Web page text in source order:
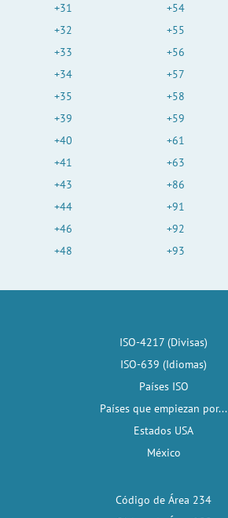
+31
+32
+33
+34
+35
+39
+40
+41
+43
+44
+46
+48
+54
+55
+56
+57
+58
+59
+61
+63
+86
+91
+92
+93
ISO-4217 (Divisas)
ISO-639 (Idiomas)
Países ISO
Países que empiezan por...
Estados USA
México
Código de Área 234